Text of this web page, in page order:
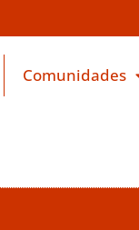
Comunidades